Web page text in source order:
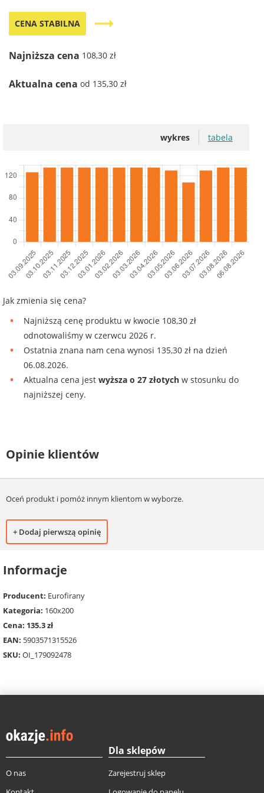
CENA STABILNA trending_flat
Najniższa cena 108,30 zł
Aktualna cena od 135,30 zł
wykres tabela
Jak zmienia się cena?
Najniższą cenę produktu w kwocie 108,30 zł
odnotowaliśmy w czerwcu 2026 r.
Ostatnia znana nam cena wynosi 135,30 zł na dzień
06.08.2026.
Aktualna cena jest wyższa o 27 złotych w stosunku do
najniższej ceny.
Opinie klientów
Oceń produkt i pomóż innym klientom w wyborze.
+ Dodaj pierwszą opinię
Informacje
Producent: Eurofirany
Kategoria: 160x200
Cena: 135.3 zł
EAN: 5903571315526
SKU: OI_179092478
O nas
Dla sklepów
Zarejestruj sklep